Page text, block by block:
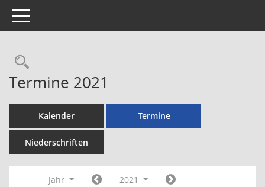
Toggle navigation
Rechercheauswahl
Termine 2021
Kalender Termine
Niederschriften
Jahr
2021